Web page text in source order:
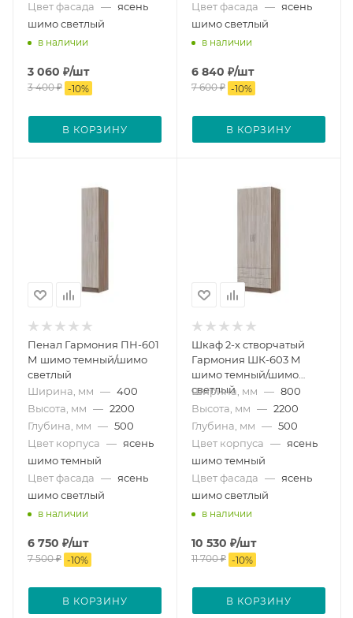
Цвет фасада — ясень
шимо светлый
в наличии
3 060 ₽/шт
3 400₽ -10%
В КОРЗИНУ
Цвет фасада — ясень
шимо светлый
в наличии
6 840 ₽/шт
7 600₽ -10%
В КОРЗИНУ
Пенал Гармония ПН-601
М шимо темный/шимо
светлый
Ширина, мм — 400
Высота, мм — 2200
Глубина, мм — 500
Цвет корпуса — ясень
шимо темный
Цвет фасада — ясень
шимо светлый
в наличии
6 750 ₽/шт
7 500₽ -10%
В КОРЗИНУ
Шкаф 2-х створчатый
Гармония ШК-603 М
шимо темный/шимо
светлый
Ширина, мм — 800
Высота, мм — 2200
Глубина, мм — 500
Цвет корпуса — ясень
шимо темный
Цвет фасада — ясень
шимо светлый
в наличии
10 530 ₽/шт
11 700₽ -10%
В КОРЗИНУ